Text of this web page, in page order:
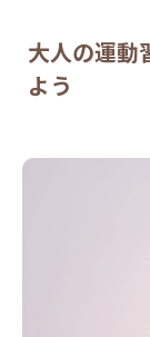
大人の運動
よう